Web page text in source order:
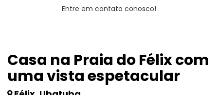
Casa na Praia do Félix com
uma vista espetacular
Entre em contato conosco!